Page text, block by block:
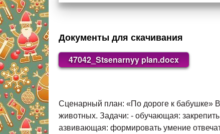
Документы для скачивания
47042_Stsenarnyy plan.docx
Сценарный план: «По дороге к бабушке»
животных. Задачи: - обучающая:
азвивающая: формировать умение